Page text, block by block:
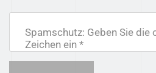
Spamschutz: Geben Sie die
Zeichen ein *